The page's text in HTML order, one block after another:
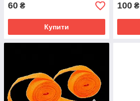
60 ₴
Купити
100 ₴